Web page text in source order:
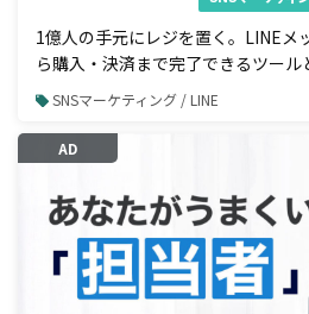
1億人の手元にレジを置く。LINEメ
ら購入・決済まで完了できるツール
SNSマーケティング / LINE
AD